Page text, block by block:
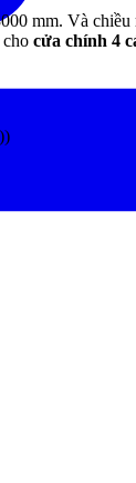
mm. Và
cửa chính 4